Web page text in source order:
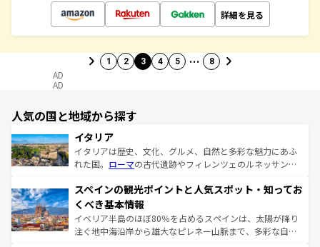
詳細を見る
1 2 3 4 5 … 8
AD
AD
人気の国と地域から探す
イタリア
イタリアは歴史、文化、グルメ、自然と多彩な魅力にあふ
れた国。 ローマの古代遺跡やフィレンツェのルネッサンス
ろん、トスカーナの美しい田園風景やアマルフィ海岸の絶
景など、自然景観も見逃せない。観光の合間には、本場の
ピザやパスタなど、絶品のイタリア料理を堪能することも
できる。朝目覚めてから夜眠るまで、すべての瞬間を楽し
スペインの観光ポイントと人気スポット・知ってお
くべき基本情報
イベリア半島のほぼ80％を占めるスペインは、太陽が降り
注ぐ地中海沿岸から雄大なピレネー山脈まで、多彩な自然